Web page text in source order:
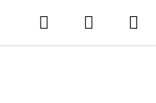
Hledat
KOŠÍK